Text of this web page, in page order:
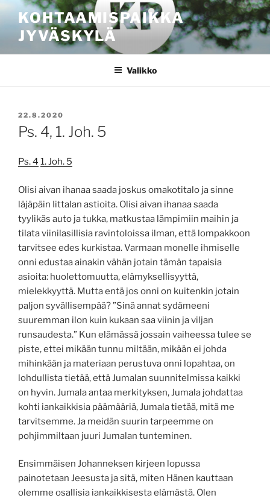
sisältöönKOHTAAMISPAIKKA
JYVÄSKYLÄ
Valikko
JULKAISTU
22.8.2020
Ps. 4, 1. Joh. 5
Ps. 4 1. Joh. 5
Olisi aivan ihanaa saada joskus omakotitalo ja sinne
läjäpäin Iittalan astioita. Olisi aivan ihanaa saada
tyylikäs auto ja tukka, matkustaa lämpimiin maihin ja
tilata viinilasillisia ravintoloissa ilman, että lompakkoon
tarvitsee edes kurkistaa. Varmaan monelle ihmiselle
onni edustaa ainakin vähän jotain tämän tapaisia
asioita: huolettomuutta, elämyksellisyyttä,
mielekkyyttä. Mutta entä jos onni on kuitenkin jotain
paljon syvällisempää? ”Sinä annat sydämeeni
suuremman ilon kuin kukaan saa viinin ja viljan
runsaudesta.” Kun elämässä jossain vaiheessa tulee se
piste, ettei mikään tunnu miltään, mikään ei johda
mihinkään ja materiaan perustuva onni lopahtaa, on
lohdullista tietää, että Jumalan suunnitelmissa kaikki
on hyvin. Jumala antaa merkityksen, Jumala johdattaa
kohti iankaikkisia päämääriä, Jumala tietää, mitä me
tarvitsemme. Ja meidän suurin tarpeemme on
pohjimmiltaan juuri Jumalan tunteminen.
Ensimmäisen Johanneksen kirjeen lopussa
painotetaan Jeesusta ja sitä, miten Hänen kauttaan
olemme osallisia iankaikkisesta elämästä. Olen